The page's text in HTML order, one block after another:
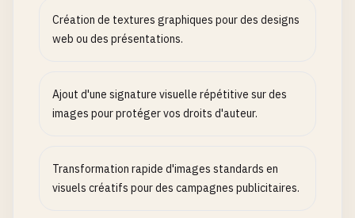
Création de textures graphiques pour des designs
web ou des présentations.
Ajout d'une signature visuelle répétitive sur des
images pour protéger vos droits d'auteur.
Transformation rapide d'images standards en
visuels créatifs pour des campagnes publicitaires.